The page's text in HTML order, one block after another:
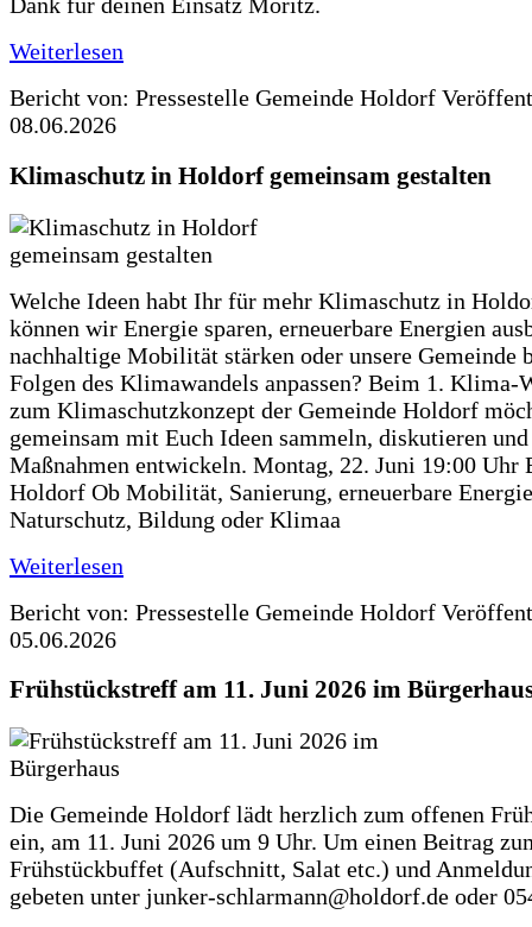
Weiterlesen
Bericht von: Pressestelle Gemeinde Holdorf
08.06.2026
Klimaschutz in Holdorf gemeinsam gestalten
Welche Ideen habt Ihr für mehr Klimaschutz in
können wir Energie sparen, erneuerbare Energien
nachhaltige Mobilität stärken oder unsere Gemeinde
Folgen des Klimawandels anpassen? Beim 1. Klima-
zum Klimaschutzkonzept der Gemeinde Holdorf
gemeinsam mit Euch Ideen sammeln, diskutieren
Maßnahmen entwickeln. Montag, 22. Juni 19:00 Uhr
Holdorf Ob Mobilität, Sanierung, erneuerbare
Naturschutz, Bildung oder Klimaa
Weiterlesen
Bericht von: Pressestelle Gemeinde Holdorf
05.06.2026
Frühstückstreff am 11. Juni 2026 im
Die Gemeinde Holdorf lädt herzlich zum offenen
ein, am 11. Juni 2026 um 9 Uhr. Um einen Beitrag
Frühstückbuffet (Aufschnitt, Salat etc.) und
gebeten unter junker-schlarmann@holdorf.de oder